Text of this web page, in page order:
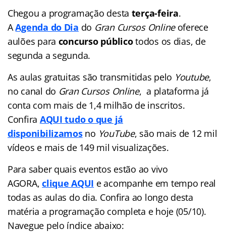
Chegou a programação desta terça-feira.
AAgenda do Dia do Gran Cursos Online oferece
aulões para concurso públicotodos os dias, de
segunda a segunda.
As aulas gratuitas são transmitidas pelo Youtube,
no canal do Gran Cursos Online, a plataforma já
conta com mais de 1,4 milhão de inscritos.
Confira AQUI tudo o que já
disponibilizamosno YouTube, são mais de 12 mil
vídeos e mais de 149 mil visualizações.
Para saber quais eventos estão ao vivo
AGORA,clique AQUI e acompanhe em tempo real
todas as aulas do dia. Confira ao longo desta
matéria a programação completa e hoje (05/10).
Navegue pelo índice abaixo: